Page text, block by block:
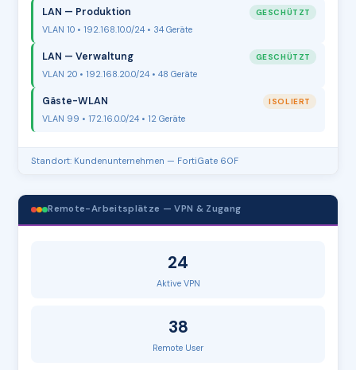
LAN — Produktion GESCHÜTZT
VLAN 10 • 192.168.10.0/24 • 34 Geräte
LAN — Verwaltung GESCHÜTZT
VLAN 20 • 192.168.20.0/24 • 48 Geräte
Gäste-WLAN ISOLIERT
VLAN 99 • 172.16.0.0/24 • 12 Geräte
Standort: Kundenunternehmen — FortiGate 60F
Remote-Arbeitsplätze — VPN & Zugang
24
Aktive VPN
38
Remote User